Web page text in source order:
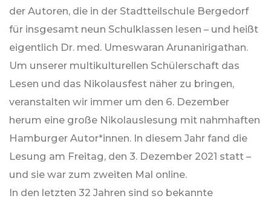
der Autoren, die in der Stadtteilschule Bergedorf
für insgesamt neun Schulklassen lesen – und heißt
eigentlich Dr. med. Umeswaran Arunanirigathan.
Um unserer multikulturellen Schülerschaft das
Lesen und das Nikolausfest näher zu bringen,
veranstalten wir immer um den 6. Dezember
herum eine große Nikolauslesung mit nahmhaften
Hamburger Autor*innen. In diesem Jahr fand die
Lesung am Freitag, den 3. Dezember 2021 statt –
und sie war zum zweiten Mal online.
In den letzten 32 Jahren sind so bekannte